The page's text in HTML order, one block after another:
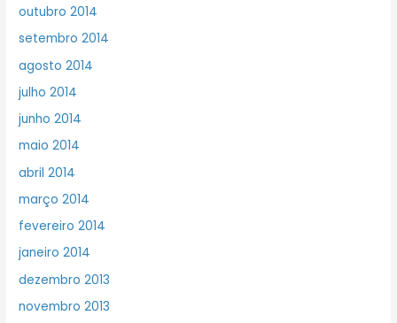
outubro 2014
setembro 2014
agosto 2014
julho 2014
junho 2014
maio 2014
abril 2014
março 2014
fevereiro 2014
janeiro 2014
dezembro 2013
novembro 2013